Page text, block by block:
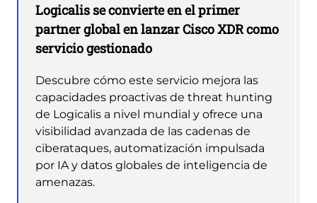
Logicalis se convierte en el primer
partner global en lanzar Cisco XDR como
servicio gestionado
Descubre cómo este servicio mejora las
capacidades proactivas de threat hunting
de Logicalis a nivel mundial y ofrece una
visibilidad avanzada de las cadenas de
ciberataques, automatización impulsada
por IA y datos globales de inteligencia de
amenazas.